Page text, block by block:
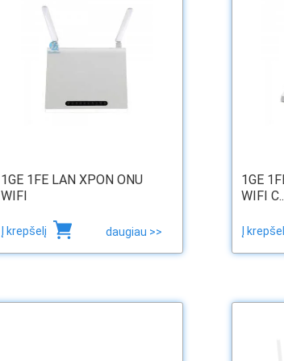
1GE 1FE LAN XPON ONU
WIFI
Į krepšelį daugiau >>
1GE
WIFI
Į